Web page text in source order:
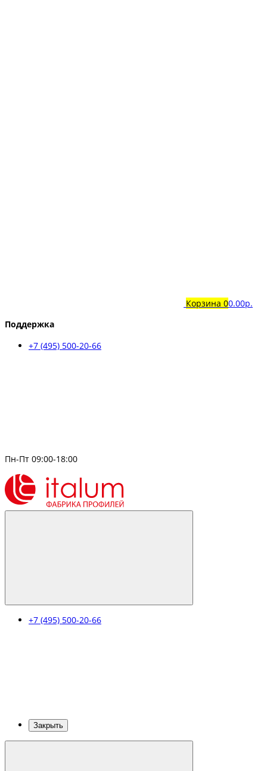
Корзина 00.00р.
Поддержка
+7 (495) 500-20-66
Пн-Пт 09:00-18:00
+7 (495) 500-20-66
Закрыть